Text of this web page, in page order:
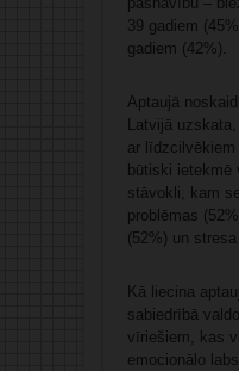
39 gadiem
gadiem (42%).
Aptaujā
Latvijā
ar
būtiski ietekmē
stāvokli, kam
problēmas
(52%) un
Kā liecina
sabiedrībā
vīriešiem, kas
emocionālo